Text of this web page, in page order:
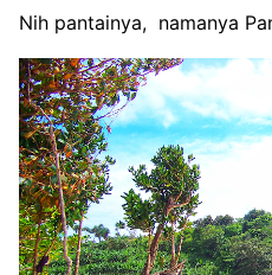
Nih pantainya, namanya